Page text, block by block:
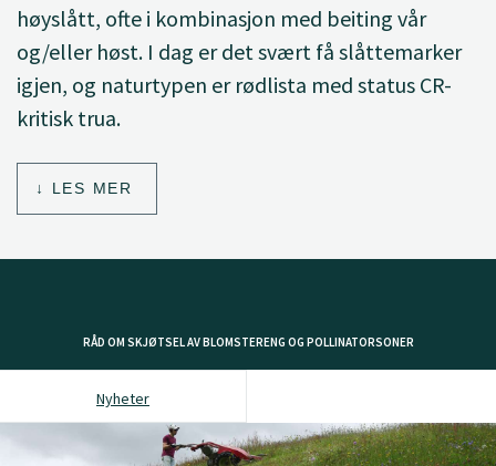
høyslått, ofte i kombinasjon med beiting vår
og/eller høst. I dag er det svært få slåttemarker
igjen, og naturtypen er rødlista med status CR-
kritisk trua.
LES MER
RÅD OM SKJØTSEL AV BLOMSTERENG OG POLLINATORSONER
Nyheter